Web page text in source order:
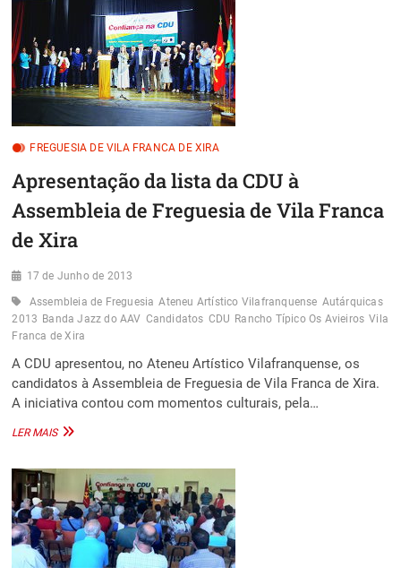
FREGUESIA DE VILA FRANCA DE XIRA
Apresentação da lista da CDU à
Assembleia de Freguesia de Vila Franca
de Xira
17 de Junho de 2013
Assembleia de Freguesia Ateneu Artístico Vilafranquense Autárquicas
2013 Banda Jazz do AAV Candidatos CDU Rancho Típico Os Avieiros Vila
Franca de Xira
A CDU apresentou, no Ateneu Artístico Vilafranquense, os
candidatos à Assembleia de Freguesia de Vila Franca de Xira.
A iniciativa contou com momentos culturais, pela…
LER MAISAPRESENTAÇÃO
CDU
À
ASSEMBLEIA
DE
FREGUESIA